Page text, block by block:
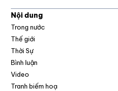
Nội dung
Trong nước
Thế giới
Thời Sự
Bình luận
Video
Tranh biếm hoạ